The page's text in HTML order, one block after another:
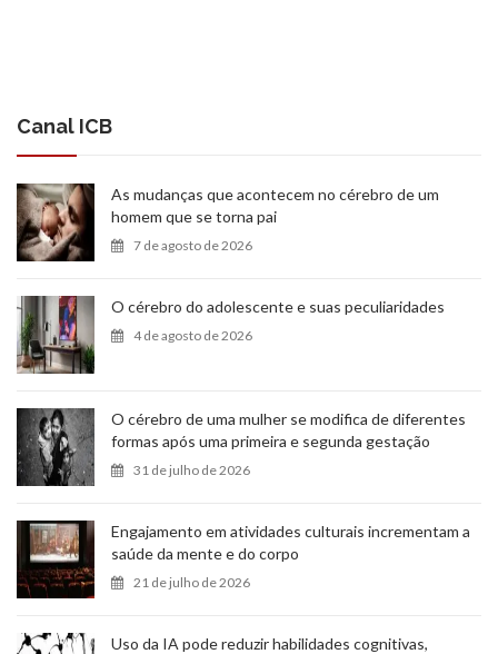
Canal ICB
As mudanças que acontecem no cérebro de um
homem que se torna pai
7 de agosto de 2026
O cérebro do adolescente e suas peculiaridades
4 de agosto de 2026
O cérebro de uma mulher se modifica de diferentes
formas após uma primeira e segunda gestação
31 de julho de 2026
Engajamento em atividades culturais incrementam a
saúde da mente e do corpo
21 de julho de 2026
Uso da IA pode reduzir habilidades cognitivas,